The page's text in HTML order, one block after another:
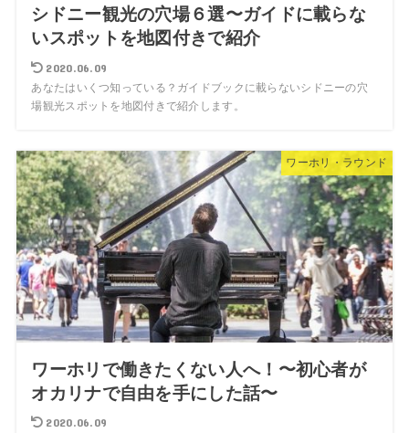
シドニー観光の穴場６選〜ガイドに載らな
いスポットを地図付きで紹介
2020.06.09
あなたはいくつ知っている？ガイドブックに載らないシドニーの穴
場観光スポットを地図付きで紹介します。
ワーホリ・ラウンド
ワーホリで働きたくない人へ！〜初心者が
オカリナで自由を手にした話〜
2020.06.09